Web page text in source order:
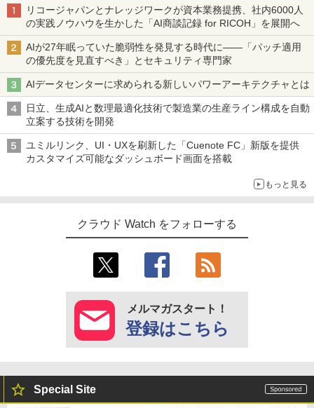
リコージャパンとナレッジワークが資本業務提携、社内6000人
の実践ノウハウを生かした「AI商談記録 for RICOH」を展開へ
AIが27年眠っていた脆弱性を発見する時代に――「パッチ適用
の優先度を見直すべき」とセキュリティ専門家
AIデータセンターに求められる新しいパワーアーキテクチャとは
日立、生成AIと数理最適化技術で製造業の生産ライン構成を自動
立案する技術を開発
ユミルリンク、UI・UXを刷新した「Cuenote FC」新版を提供
カスタマイズ可能なダッシュボード画面を搭載
もっと見る
クラウド Watch をフォローする
メルマガスタート！
登録はこちら
Special Site